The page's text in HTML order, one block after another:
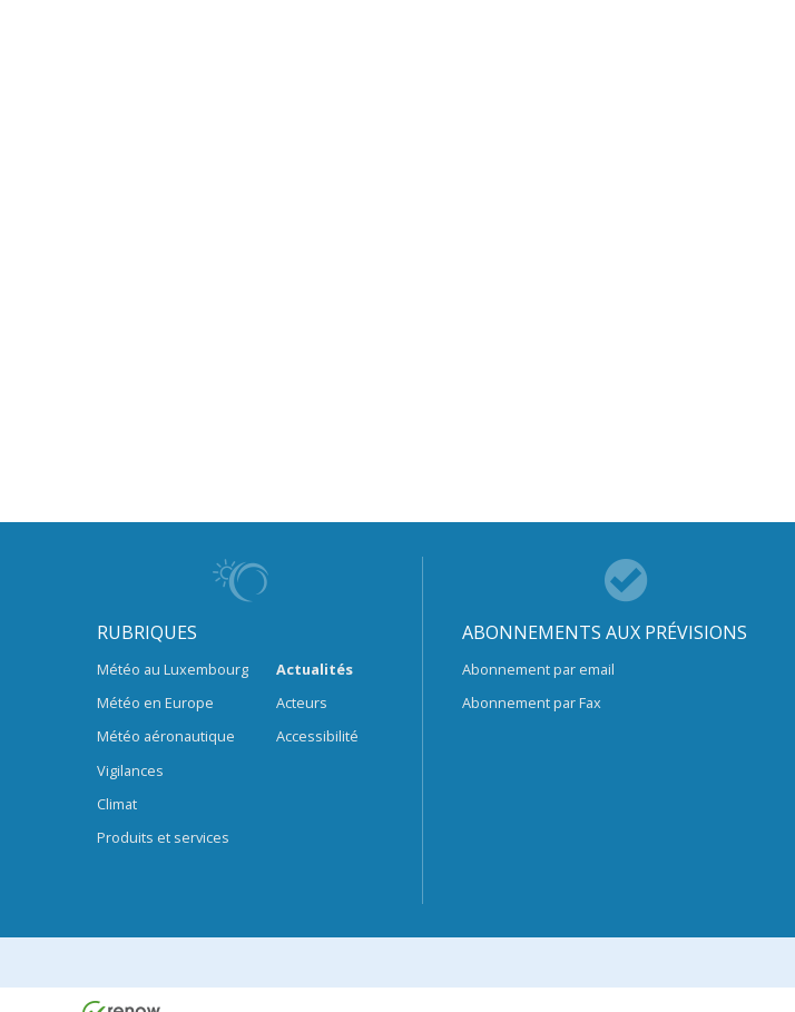
RUBRIQUES
Météo au Luxembourg
Météo en Europe
Météo aéronautique
Vigilances
Climat
Produits et services
Actualités
Acteurs
Accessibilité
ABONNEMENTS AUX PRÉVISIONS
Abonnement par email
Abonnement par Fax